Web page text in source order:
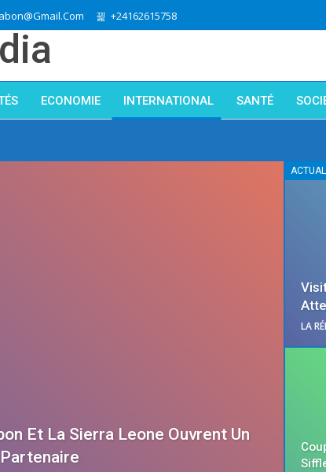
+24162615758
ECONOMIE INTERNATIONAL SANTÉ
Et La Sierra Leone Ouvrent Un
LA